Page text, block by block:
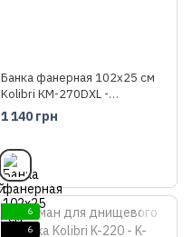
Банка фанерная 102х25 см
Kolibri КM-270DXL -
КМ-360DXL (29.011.02)
1 140 грн
6
6